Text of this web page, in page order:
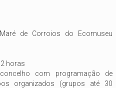
de Corroios do Ecomuseu
horas
com programação de
organizados (grupos até 30